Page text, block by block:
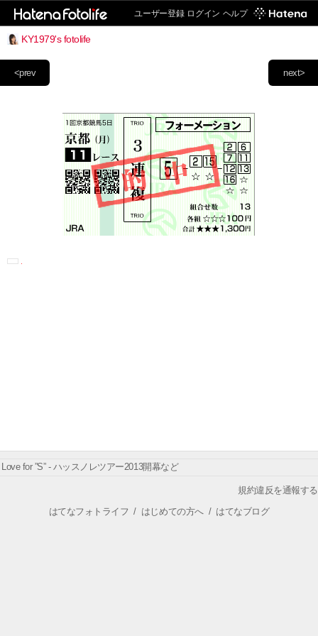
ユーザー登録 ログイン ヘルプ
KY1979's fotolife
next>
<prev
Love for ”S” - ハッスノレツアー2013開幕など
規約違反を通報する
はてなフォトライフ / はじめての方へ/ はてなブログ